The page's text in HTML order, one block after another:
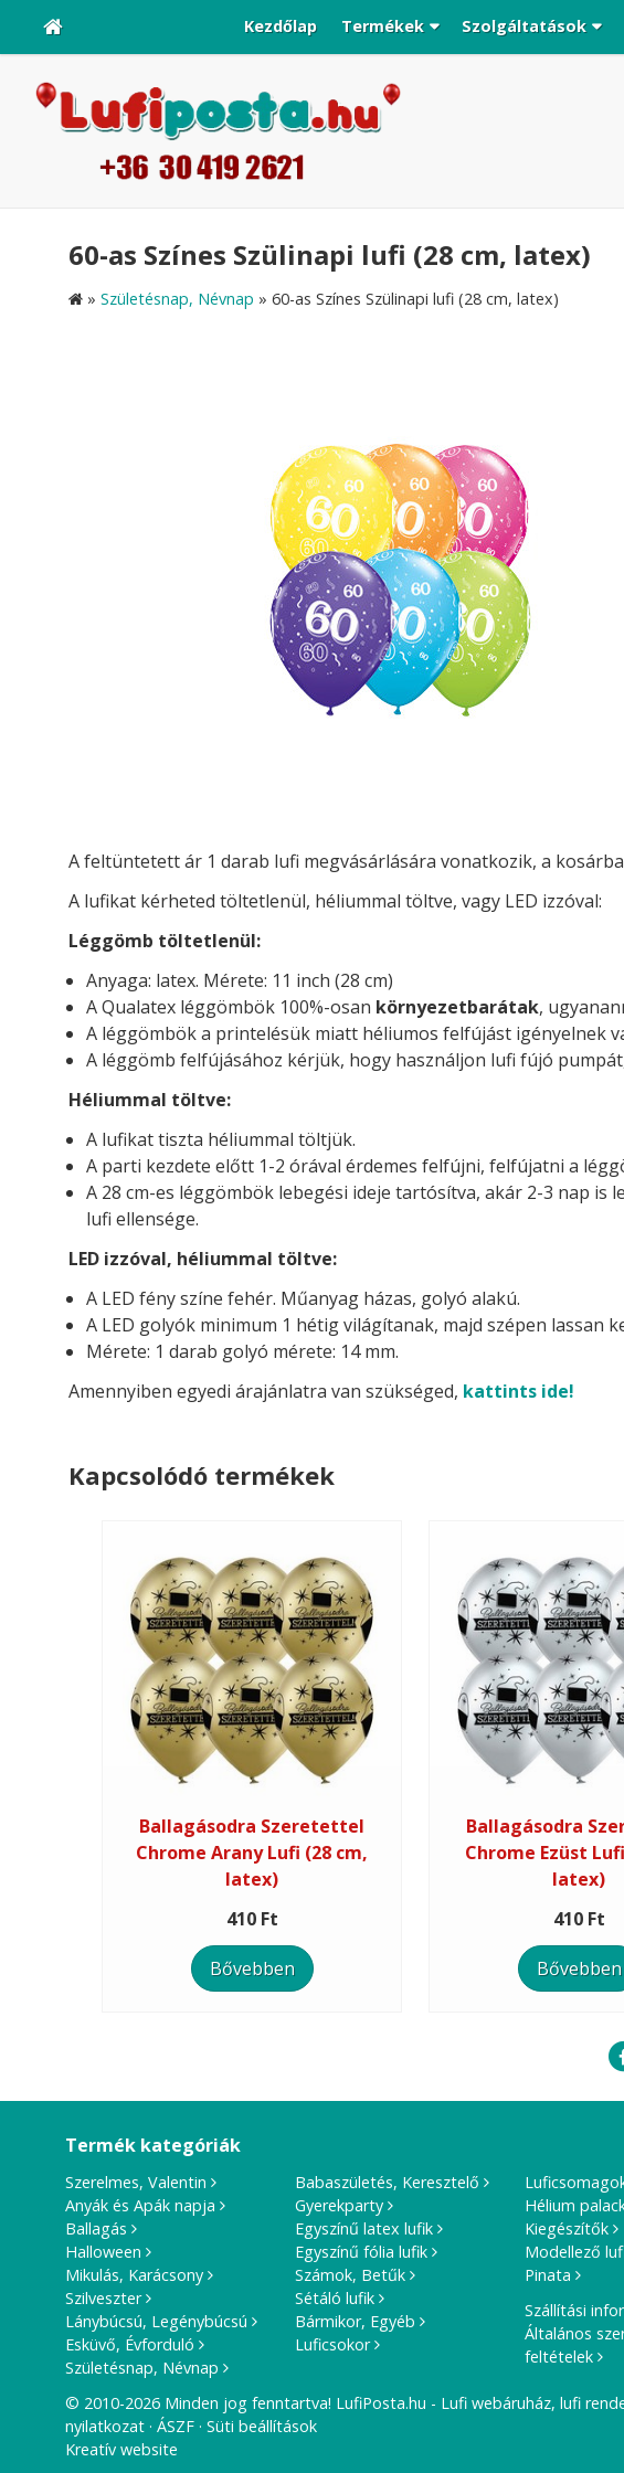
Kezdőlap Termékek Szolgáltatások
60-as Színes Szülinapi lufi (28 cm, latex)
» Születésnap, Névnap » 60-as Színes Szülinapi lufi (28 cm, latex)
A feltüntetett ár 1 darab lufi megvásárlására vonatkozik, a
A lufikat kérheted töltetlenül, héliummal töltve, vagy LED izzóval:
Léggömb töltetlenül:
Anyaga: latex. Mérete: 11 inch (28 cm)
A Qualatex léggömbök 100%-osan környezetbarátak,
A léggömbök a printelésük miatt héliumos felfújást igényelnek
A léggömb felfújásához kérjük, hogy használjon lufi fújó
Héliummal töltve:
A lufikat tiszta héliummal töltjük.
A parti kezdete előtt 1-2 órával érdemes felfújni, felfújatni a
A 28 cm-es léggömbök lebegési ideje tartósítva, akár 2-3 nap
lufi ellensége.
LED izzóval, héliummal töltve:
A LED fény színe fehér. Műanyag házas, golyó alakú.
A LED golyók minimum 1 hétig világítanak, majd szépen lassan
Mérete: 1 darab golyó mérete: 14 mm.
Amennyiben egyedi árajánlatra van szükséged, kattints ide!
Kapcsolódó termékek
Ballagásodra Szeretettel
Chrome Arany Lufi (28 cm,
latex)
410 Ft
Bővebben
Ballagásodra
Chrome Ezüst
latex)
410 Ft
Bővebben
Termék kategóriák
Szerelmes, Valentin
Anyák és Apák napja
Ballagás
Halloween
Mikulás, Karácsony
Szilveszter
Lánybúcsú, Legénybúcsú
Esküvő, Évforduló
Születésnap, Névnap
Babaszületés, Keresztelő
Gyerekparty
Egyszínű latex lufik
Egyszínű fólia lufik
Számok, Betűk
Sétáló lufik
Bármikor, Egyéb
Luficsokor
Hélium
Kiegészítők
Modellező
Pinata
Szállítási
Általános
feltételek
© 2010-2026 Minden jog fenntartva! LufiPosta.hu - Lufi webáruház, lufi
nyilatkozat ÁSZF Süti beállítások
Kreatív website